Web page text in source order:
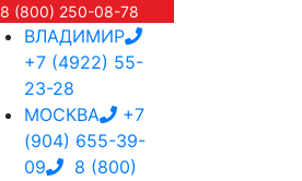
8 (800) 250-08-78
ВЛАДИМИР
+7 (4922) 55-
23-28
МОСКВА
+7
(904) 655-39-
09
8 (800)